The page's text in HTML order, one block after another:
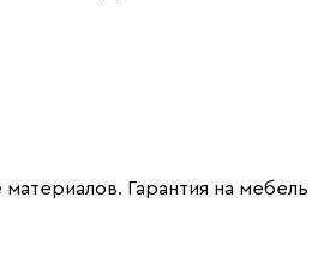
Гарантия на мебель